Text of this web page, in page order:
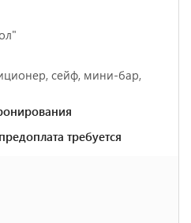
сейф, мини-бар,
требуется